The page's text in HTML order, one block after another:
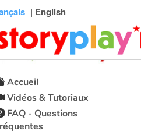
| English
Accueil
Vidéos & Tutoriaux
FAQ - Questions